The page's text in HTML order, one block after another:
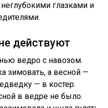
глазками и
действуют
ведро с навозом.
зимовать, а весной —
— в костер.
в ведре не было.